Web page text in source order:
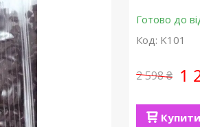
Готово до
Код: K101
2 598 ₴ 1
Купити